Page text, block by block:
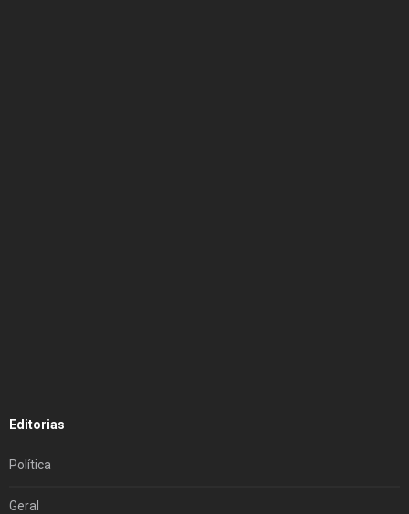
Editorias
Política
Geral